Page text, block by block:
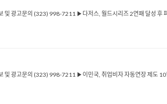
광고문의 (323) 998-7211 ▶다저스, 월드시리즈 2연패 달성 후
광고문의 (323) 998-7211 ▶이민국, 취업비자 자동연장 제도